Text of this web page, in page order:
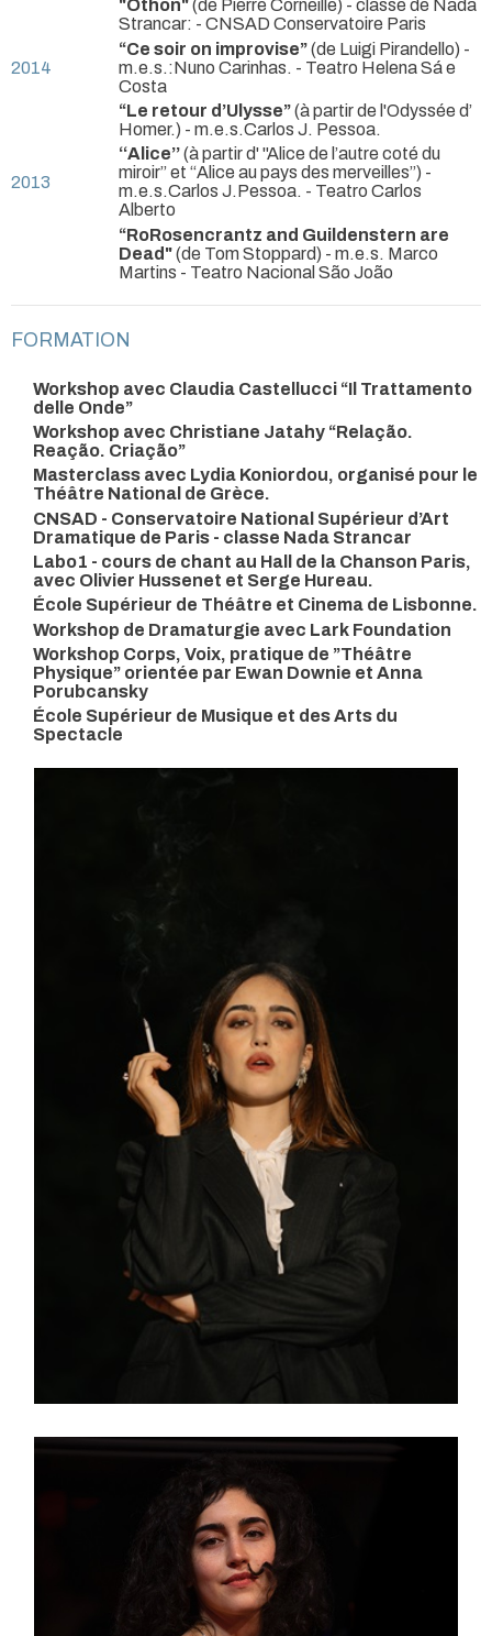
"Othon"(de Pierre Corneille) - classe de Nada
Strancar: - CNSAD Conservatoire Paris
2014
“Ce soir on improvise”(de Luigi Pirandello) -
m.e.s.:Nuno Carinhas. - Teatro Helena Sá e
Costa
“Le retour d’Ulysse”(à partir de l'Odyssée d’
Homer.) - m.e.s.Carlos J. Pessoa.
2013
‘‘Alice’’(à partir d' "Alice de l’autre coté du
miroir’’ et ‘‘Alice au pays des merveilles’’) -
m.e.s.Carlos J.Pessoa. - Teatro Carlos
Alberto
“RoRosencrantz and Guildenstern are
Dead"(de Tom Stoppard) - m.e.s. Marco
Martins - Teatro Nacional São João
FORMATION
Workshop avec Claudia Castellucci “Il Trattamento
delle Onde”
Workshop avec Christiane Jatahy “Relação.
Reação. Criação”
Masterclass avec Lydia Koniordou, organisé pour le
Théâtre National de Grèce.
CNSAD - Conservatoire National Supérieur d’Art
Dramatique de Paris - classe Nada Strancar
Labo1 - cours de chant au Hall de la Chanson Paris,
avec Olivier Hussenet et Serge Hureau.
École Supérieur de Théâtre et Cinema de Lisbonne.
Workshop de Dramaturgie avec Lark Foundation
Workshop Corps, Voix, pratique de ”Théâtre
Physique” orientée par Ewan Downie et Anna
Porubcansky
École Supérieur de Musique et des Arts du
Spectacle